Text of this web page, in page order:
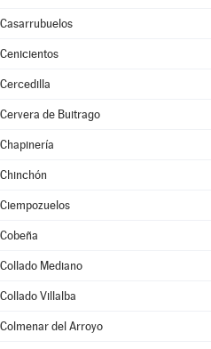
Casarrubuelos
Cenicientos
Cercedilla
Cervera de Buitrago
Chapinería
Chinchón
Ciempozuelos
Cobeña
Collado Mediano
Collado Villalba
Colmenar del Arroyo